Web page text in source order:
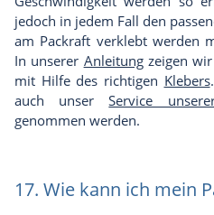
jedoch in jedem Fall den
am Packraft verklebt werden
In unserer Anleitungzeigen wir
mit Hilfe des richtigen Klebers
auch unserService
genommen werden.
17. Wie kann ich mein